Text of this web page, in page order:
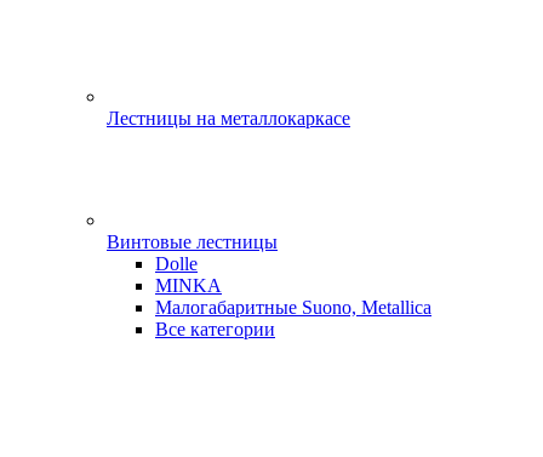
Лестницы на металлокаркасе
Винтовые лестницы
Dolle
MINKA
Малогабаритные Suono, Metallica
Все категории